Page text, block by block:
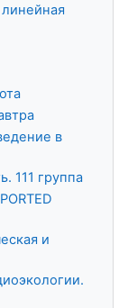
в
111 группа
и